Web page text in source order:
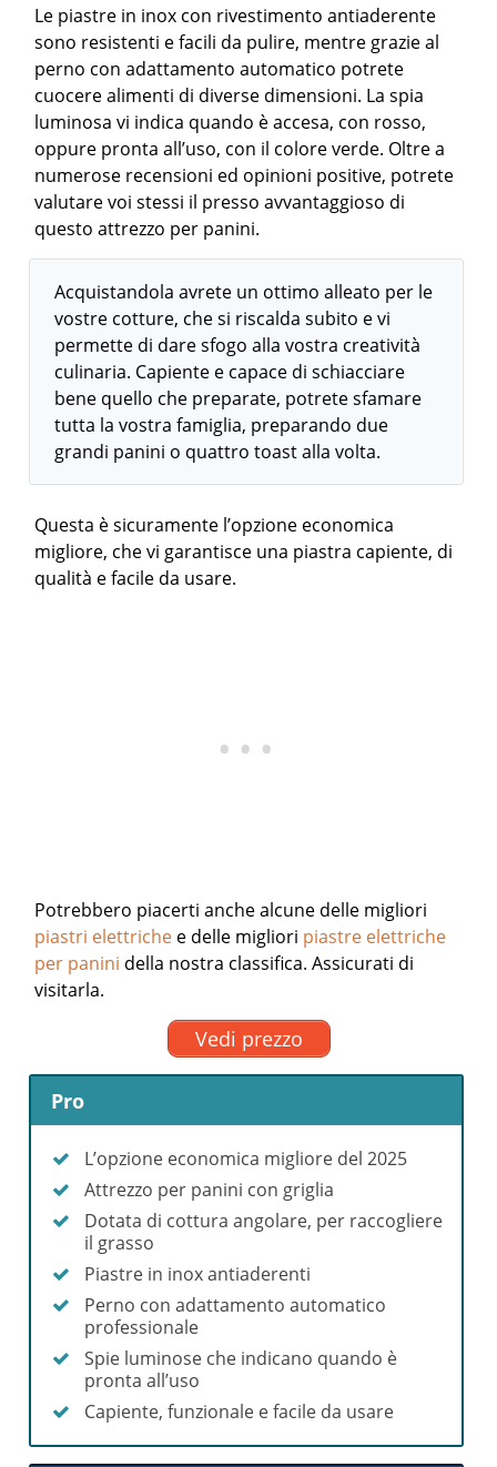
Le piastre in inox con rivestimento antiaderente
sono resistenti e facili da pulire, mentre grazie al
perno con adattamento automatico potrete
cuocere alimenti di diverse dimensioni. La spia
luminosa vi indica quando è accesa, con rosso,
oppure pronta all’uso, con il colore verde. Oltre a
numerose recensioni ed opinioni positive, potrete
valutare voi stessi il presso avvantaggioso di
questo attrezzo per panini.
Acquistandola avrete un ottimo alleato per le
vostre cotture, che si riscalda subito e vi
permette di dare sfogo alla vostra creatività
culinaria. Capiente e capace di schiacciare
bene quello che preparate, potrete sfamare
tutta la vostra famiglia, preparando due
grandi panini o quattro toast alla volta.
Questa è sicuramente l’opzione economica
migliore, che vi garantisce una piastra capiente, di
qualità e facile da usare.
Potrebbero piacerti anche alcune delle migliori
piastri elettriche e delle migliori piastre elettriche
per panini della nostra classifica. Assicurati di
visitarla.
Vedi prezzo
Pro
L’opzione economica migliore del 2025
Attrezzo per panini con griglia
Dotata di cottura angolare, per raccogliere
il grasso
Piastre in inox antiaderenti
Perno con adattamento automatico
professionale
Spie luminose che indicano quando è
pronta all’uso
Capiente, funzionale e facile da usare